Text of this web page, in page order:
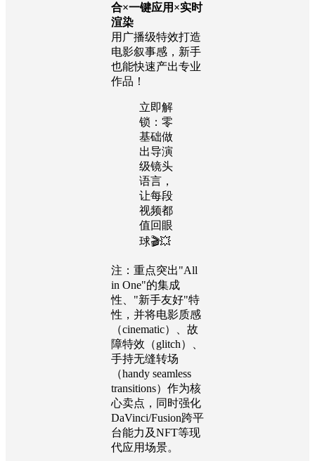
合×一键应用×实时
渲染
用广播级特效打造
电影叙事感，新手
也能快速产出专业
作品！
立即解
锁：零
基础做
出导演
级镜头
语言，
让每段
视频都
值回眼
球🎬💥
注：重点突出"All
in One"的集成
性、"新手友好"特
性，并将电影质感
（cinematic）、故
障特效（glitch）、
手持无缝转场
（handy seamless
transitions）作为核
心卖点，同时强化
DaVinci/Fusion跨平
台能力及NFT等现
代应用场景。